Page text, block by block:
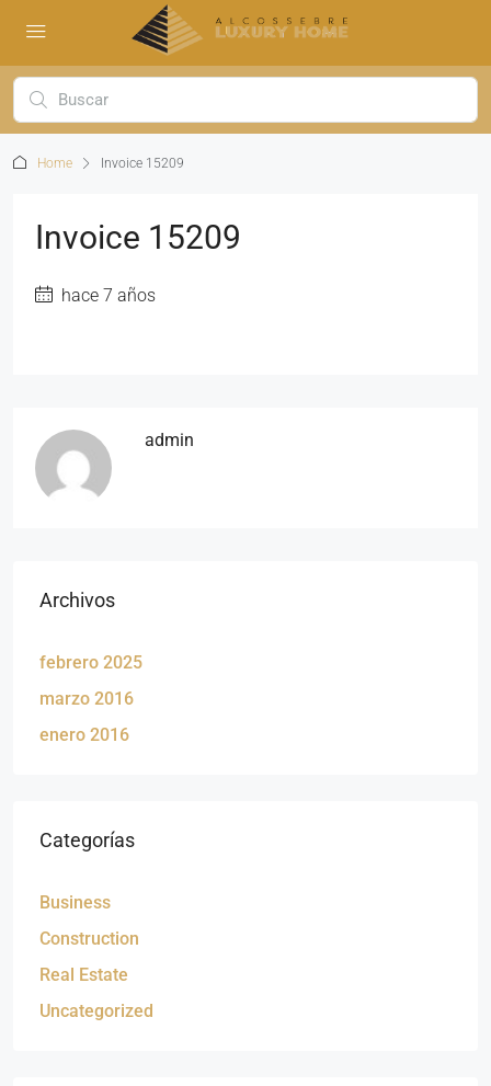
Home Invoice 15209
Invoice 15209
hace 7 años
admin
Archivos
febrero 2025
marzo 2016
enero 2016
Categorías
Business
Construction
Real Estate
Uncategorized